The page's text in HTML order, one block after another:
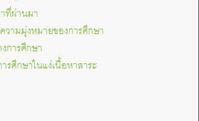
ที่ผ่านมา
ามมุ่งหมายของการศึกษา
ารศึกษา
ศึกษาในแง่เนื้อหาสาระ